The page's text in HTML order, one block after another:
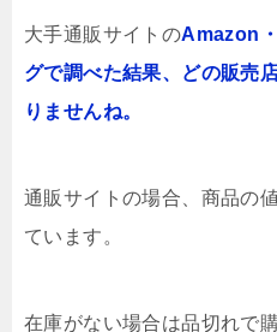
大手通販サイトのAmazon
グで調べた結果、どの販売
りませんね。
通販サイトの場合、商品の
ています。
在庫がない場合は品切れで